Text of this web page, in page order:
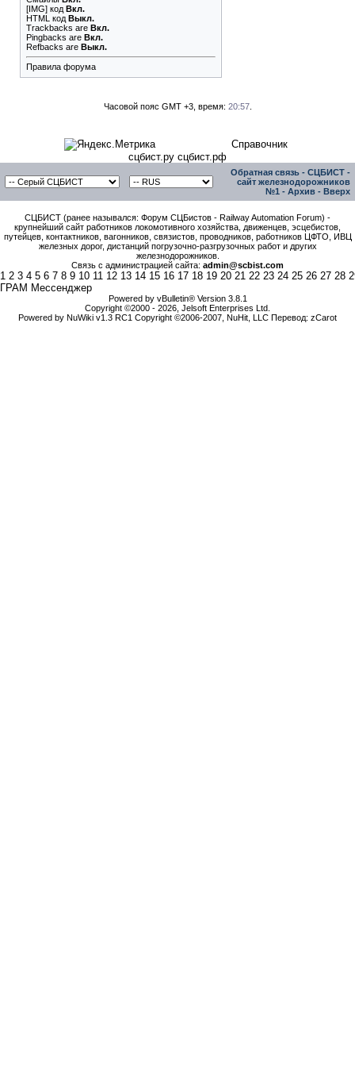
[IMG] код Вкл.
HTML код Выкл.
Trackbacks are Вкл.
Pingbacks are Вкл.
Refbacks are Выкл.
Правила форума
Часовой пояс GMT +3, время: 20:57.
Справочник
сцбист.ру сцбист.рф
Обратная связь - СЦБИСТ -
сайт железнодорожников
№1 - Архив - Вверх
СЦБИСТ (ранее назывался: Форум СЦБистов - Railway Automation Forum) -
крупнейший сайт работников локомотивного хозяйства, движенцев, эсцебистов,
путейцев, контактников, вагонников, связистов, проводников, работников ЦФТО, ИВЦ
железных дорог, дистанций погрузочно-разгрузочных работ и других
железнодорожников.
Связь с администрацией сайта: admin@scbist.com
1 2 3 4 5 6 7 8 9 10 11 12 13 14 15 16 17 18 19 20 21 22 23 24 25 26 27 28
ГРАМ Мессенджер
Powered by vBulletin® Version 3.8.1
Copyright ©2000 - 2026, Jelsoft Enterprises Ltd.
Powered by NuWiki v1.3 RC1 Copyright ©2006-2007, NuHit, LLC Перевод: zCarot